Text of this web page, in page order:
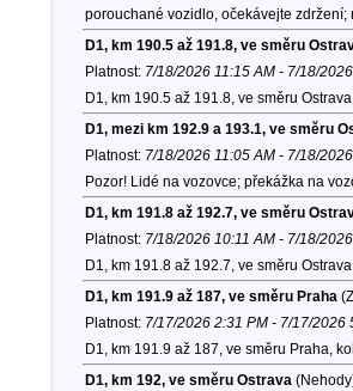
porouchané vozidlo, očekávejte
D1, km 190.5 až 191.8, ve směru
Platnost: 7/18/2026 11:15 AM - 7/18/
D1, km 190.5 až 191.8, ve směru
D1, mezi km 192.9 a 193.1, ve směru
Platnost: 7/18/2026 11:05 AM - 7/18/
Pozor! Lidé na vozovce; překážka na
D1, km 191.8 až 192.7, ve směru
Platnost: 7/18/2026 10:11 AM - 7/18/
D1, km 191.8 až 192.7, ve směru
D1, km 191.9 až 187, ve směru Praha
Platnost: 7/17/2026 2:31 PM - 7/17/2026
D1, km 191.9 až 187, ve směru Praha,
D1, km 192, ve směru Ostrava